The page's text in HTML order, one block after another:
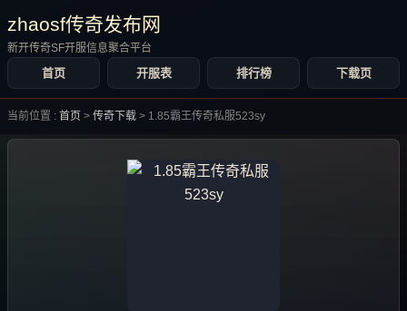
zhaosf传奇发布网
新开传奇SF开服信息聚合平台
首页 开服表 排行榜 下载页
当前位置 : 首页 > 传奇下载 > 1.85霸王传奇私服523sy